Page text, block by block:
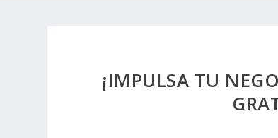
¡IMPULSA TU